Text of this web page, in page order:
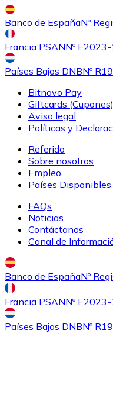
Comprar
SHIB
ComprarUniswap
UNI
Comprar
ETC
Banco de EspañaNº
Francia PSANNº
Países Bajos DNBNº
Bitnovo Pay
Giftcards (Cupones)
Aviso legal
Políticas y
Referido
Sobre nosotros
Empleo
Países Disponibles
FAQs
Noticias
Contáctanos
Canal de
Banco de EspañaNº
Francia PSANNº
Países Bajos DNBNº